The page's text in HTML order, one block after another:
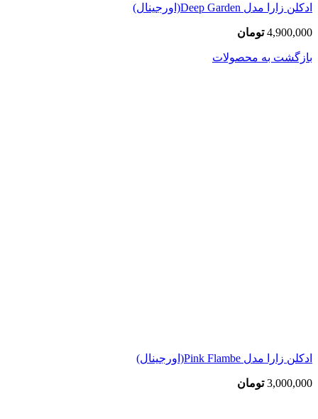
ادکلن زارا مدل Deep Garden(اورجینال)
4,900,000 تومان
بازگشت به محصولات
ادکلن زارا مدل Pink Flambe(اورجینال)
3,000,000 تومان